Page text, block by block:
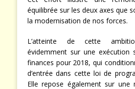
équilibrée sur les deux axes que
la modernisation de nos forces.
L’atteinte de cette
évidemment sur une exécution
finances pour 2018, qui
d’entrée dans cette loi de
Elle repose également sur une